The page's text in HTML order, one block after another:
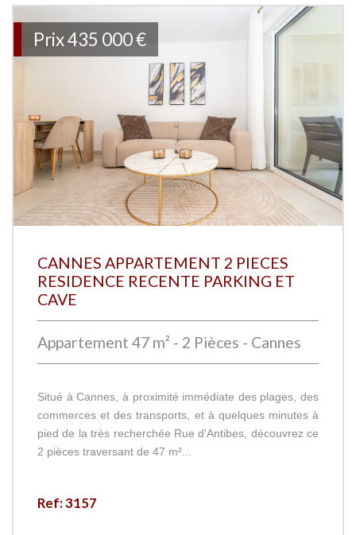
Prix435 000€
CANNES APPARTEMENT 2 PIECES
RESIDENCE RECENTE PARKING ET
CAVE
Appartement 47 m² - 2 Pièces - Cannes
Situé à Cannes, à proximité immédiate des plages, des
commerces et des transports, et à quelques minutes à
pied de la très recherchée Rue d'Antibes, découvrez ce
2 pièces traversant de 47 m²...
Ref: 3157